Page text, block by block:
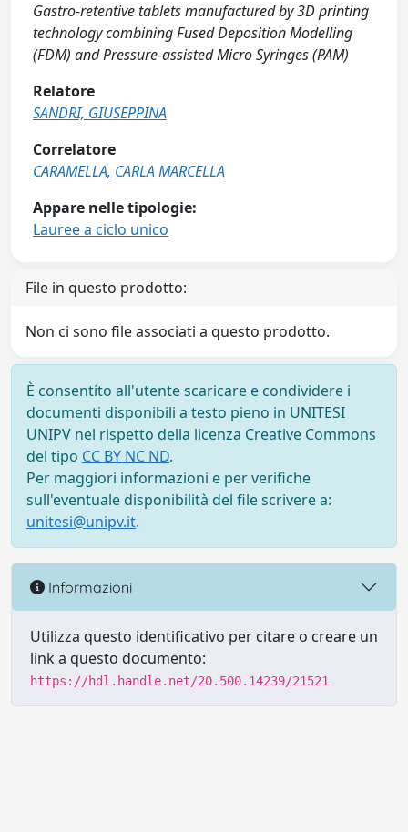
Gastro-retentive tablets manufactured by 3D printing
technology combining Fused Deposition Modelling
(FDM) and Pressure-assisted Micro Syringes (PAM)
Relatore
SANDRI, GIUSEPPINA
Correlatore
CARAMELLA, CARLA MARCELLA
Appare nelle tipologie:
Lauree a ciclo unico
File in questo prodotto:
Non ci sono file associati a questo prodotto.
È consentito all'utente scaricare e condividere i
documenti disponibili a testo pieno in UNITESI
UNIPV nel rispetto della licenza Creative Commons
del tipo CC BY NC ND.
Per maggiori informazioni e per verifiche
sull'eventuale disponibilità del file scrivere a:
unitesi@unipv.it.
Informazioni
Utilizza questo identificativo per citare o creare un
link a questo documento:
https://hdl.handle.net/20.500.14239/21521